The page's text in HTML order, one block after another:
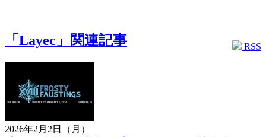
RSS
「Layec」関連記事
2026年2月2日（月）